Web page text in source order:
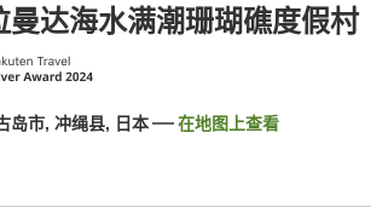
曼达海水满潮珊瑚礁度假村
岛市, 冲绳县, 日本 在地图上查看